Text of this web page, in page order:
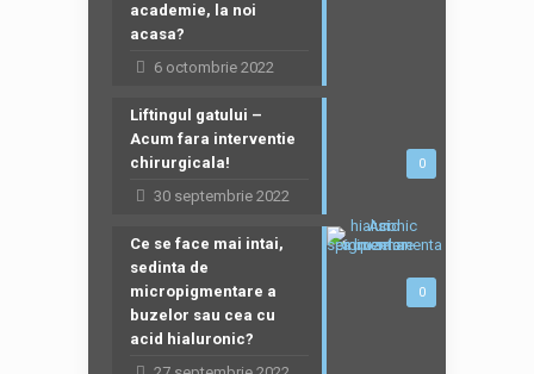
academie, la noi
acasa?
6 octombrie 2022
0
Liftingul gatului –
Acum fara interventie
chirurgicala!
30 septembrie 2022
0
Ce se face mai intai,
sedinta de
micropigmentare a
buzelor sau cea cu
acid hialuronic?